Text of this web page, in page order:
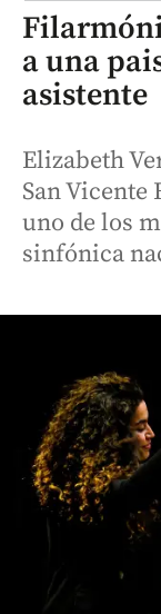
a una
asistente
Elizabeth
San Vicente
uno de los
sinfónica